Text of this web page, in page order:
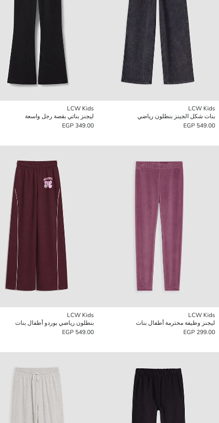
LCW Kids
بنات شكل الجينز بنطلون رياضي
549.00 EGP
LCW Kids
ليجنز بناتي بقصة رجل واسعة
349.00 EGP
LCW Kids
ليجنز وظيفة محترمة أطفال بنات
299.00 EGP
LCW Kids
بنطلون رياضي بوردو أطفال بنات
549.00 EGP